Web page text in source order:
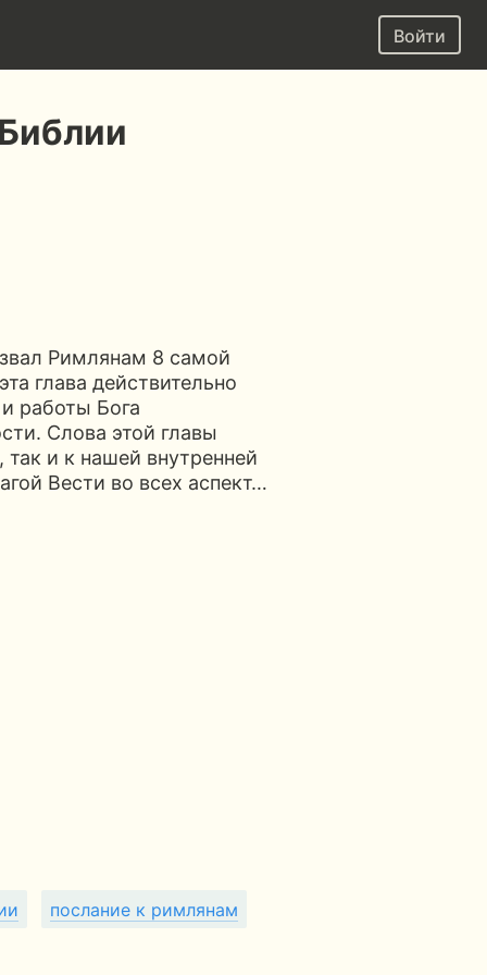
Войти
Римлянам 8 самой
глава действительно
работы Бога
Слова этой главы
и к нашей внутренней
Вести во всех аспект…
послание к римлянам